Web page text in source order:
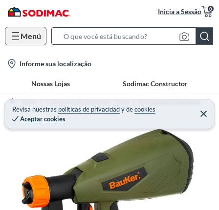
Inicia a Sessão 0
Menú
S
c
h
B
r
a
Informe sua localização
Nossas Lojas Sodimac Constructor
Revisa nuestras políticas de privacidadydecookies
Aceptar cookies
Home Construção e Acabamentos - Tintas Ferramentas e Acessórios